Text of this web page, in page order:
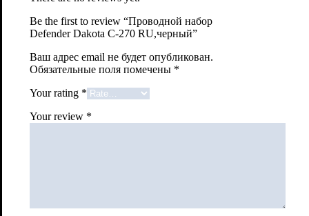
Be the first to review “Проводной набор
Defender Dakota C-270 RU,черный”
Ваш адрес email не будет опубликован.
Обязательные поля помечены *
Your rating *
Your review *